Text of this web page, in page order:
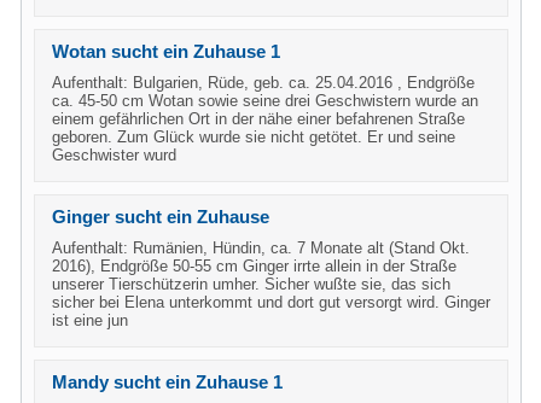
Wotan sucht ein Zuhause 1
Aufenthalt: Bulgarien, Rüde, geb. ca. 25.04.2016 , Endgröße
ca. 45-50 cm Wotan sowie seine drei Geschwistern wurde an
einem gefährlichen Ort in der nähe einer befahrenen Straße
geboren. Zum Glück wurde sie nicht getötet. Er und seine
Geschwister wurd
Ginger sucht ein Zuhause
Aufenthalt: Rumänien, Hündin, ca. 7 Monate alt (Stand Okt.
2016), Endgröße 50-55 cm Ginger irrte allein in der Straße
unserer Tierschützerin umher. Sicher wußte sie, das sich
sicher bei Elena unterkommt und dort gut versorgt wird. Ginger
ist eine jun
Mandy sucht ein Zuhause 1